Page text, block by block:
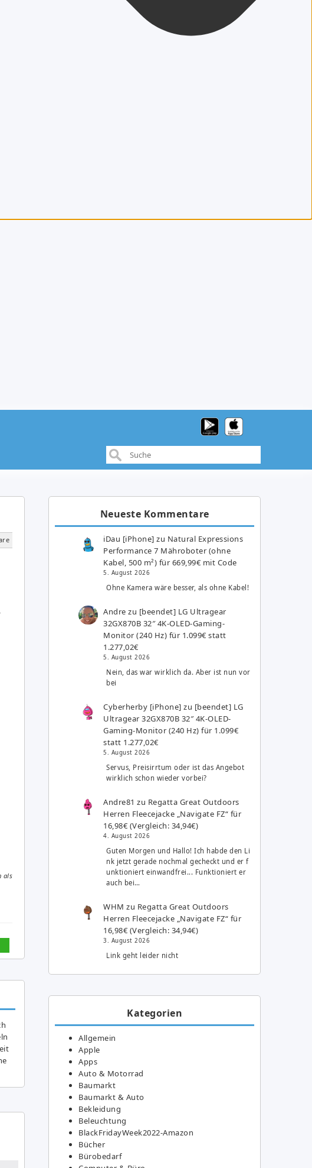
als
Neueste Kommentare
iDau [iPhone] zu Natural Expressions
Performance 7 Mähroboter (ohne
Kabel, 500 m²) für 669,99€ mit Code
5. August 2026
Ohne Kamera wäre besser, als ohne Kabel!
Andre zu [beendet] LG Ultragear
32GX870B 32″ 4K-OLED-Gaming-
Monitor (240 Hz) für 1.099€ statt
1.277,02€
5. August 2026
Nein, das war wirklich da. Aber ist nun vor
bei
Cyberherby [iPhone] zu [beendet] LG
Ultragear 32GX870B 32″ 4K-OLED-
Gaming-Monitor (240 Hz) für 1.099€
statt 1.277,02€
5. August 2026
Servus, Preisirrtum oder ist das Angebot
wirklich schon wieder vorbei?
Andre81 zu Regatta Great Outdoors
Herren Fleecejacke „Navigate FZ“ für
16,98€ (Vergleich: 34,94€)
4. August 2026
Guten Morgen und Hallo! Ich habde den Li
nk jetzt gerade nochmal gecheckt und er f
unktioniert einwandfrei... Funktioniert er
auch bei…
WHM zu Regatta Great Outdoors
Herren Fleecejacke „Navigate FZ“ für
16,98€ (Vergleich: 34,94€)
3. August 2026
Link geht leider nicht
Kategorien
Allgemein
Apple
Apps
Auto & Motorrad
Baumarkt
Baumarkt & Auto
Bekleidung
Beleuchtung
BlackFridayWeek2022-Amazon
Bücher
Bürobedarf